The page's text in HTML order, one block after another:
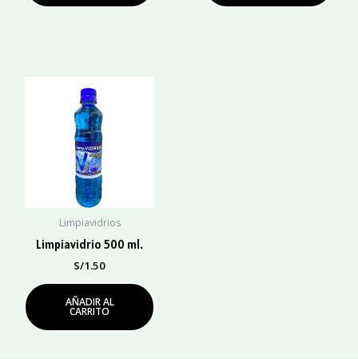
Limpiavidrios
Limpiavidrio 500 ml.
S/1.50
AÑADIR AL
CARRITO